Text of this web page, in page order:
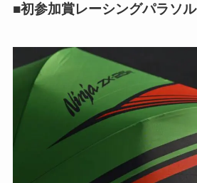
■初参加賞レーシングパラソル